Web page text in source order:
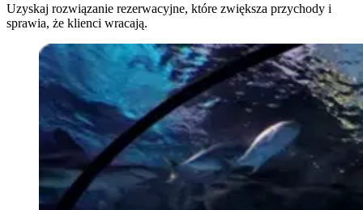
Uzyskaj rozwiązanie rezerwacyjne, które zwiększa przychody i
sprawia, że klienci wracają.